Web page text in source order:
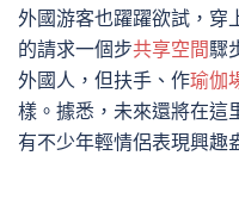
外國游客也躍躍欲試，穿
的請求一個步共享空間驟
外國人，但扶手、作瑜伽
樣。據悉，未來還將在這
有不少年輕情侶表現興趣